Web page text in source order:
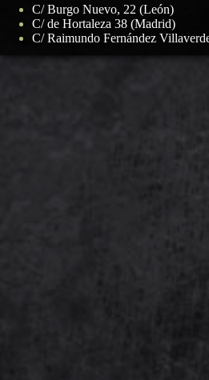
C/ Burgo Nuevo, 22 (León)
C/ de Hortaleza 38 (Madrid)
C/ Raimundo Fernández